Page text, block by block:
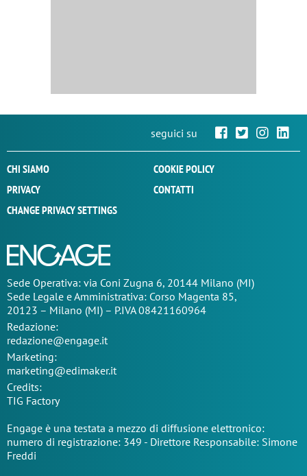
seguici su
CHI SIAMO
COOKIE POLICY
PRIVACY
CONTATTI
CHANGE PRIVACY SETTINGS
Sede Operativa: via Coni Zugna 6, 20144 Milano (MI)
Sede Legale e Amministrativa: Corso Magenta 85,
20123 – Milano (MI) – P.IVA 08421160964
Redazione:
redazione@engage.it
Marketing:
marketing@edimaker.it
Credits:
TIG Factory
Engage è una testata a mezzo di diffusione elettronico:
numero di registrazione: 349 - Direttore Responsabile: Simone
Freddi